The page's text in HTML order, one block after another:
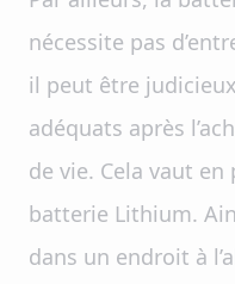
nécessite pas
il peut être
adéquats après
de vie. Cela vaut
batterie Lithium.
dans un endroit à